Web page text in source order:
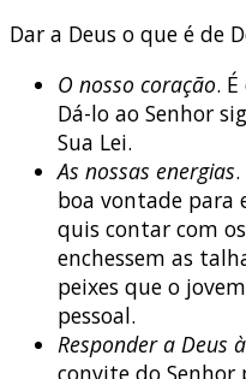
Dar a Deus o que é de
O nosso coração.
Dá-lo ao Senhor
Sua Lei.
As nossas energias
boa vontade para
quis contar com
enchessem as
peixes que o
pessoal.
Responder a Deus
convite do